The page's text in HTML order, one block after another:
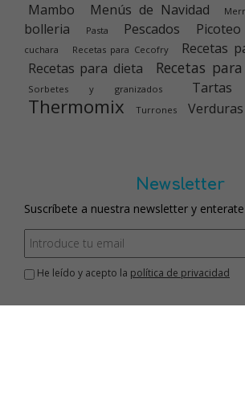
Mambo Menús de Navidad
bolleria
Pasta Pescados Picoteo
cuchara
Recetas para Cecofry
Recetas
Recetas para dieta
Recetas
Sorbetes y granizados
Tartas
Thermomix Turrones Verduras
Newsletter
Suscríbete a nuestra newsletter y
He leído y acepto la política de privacidad